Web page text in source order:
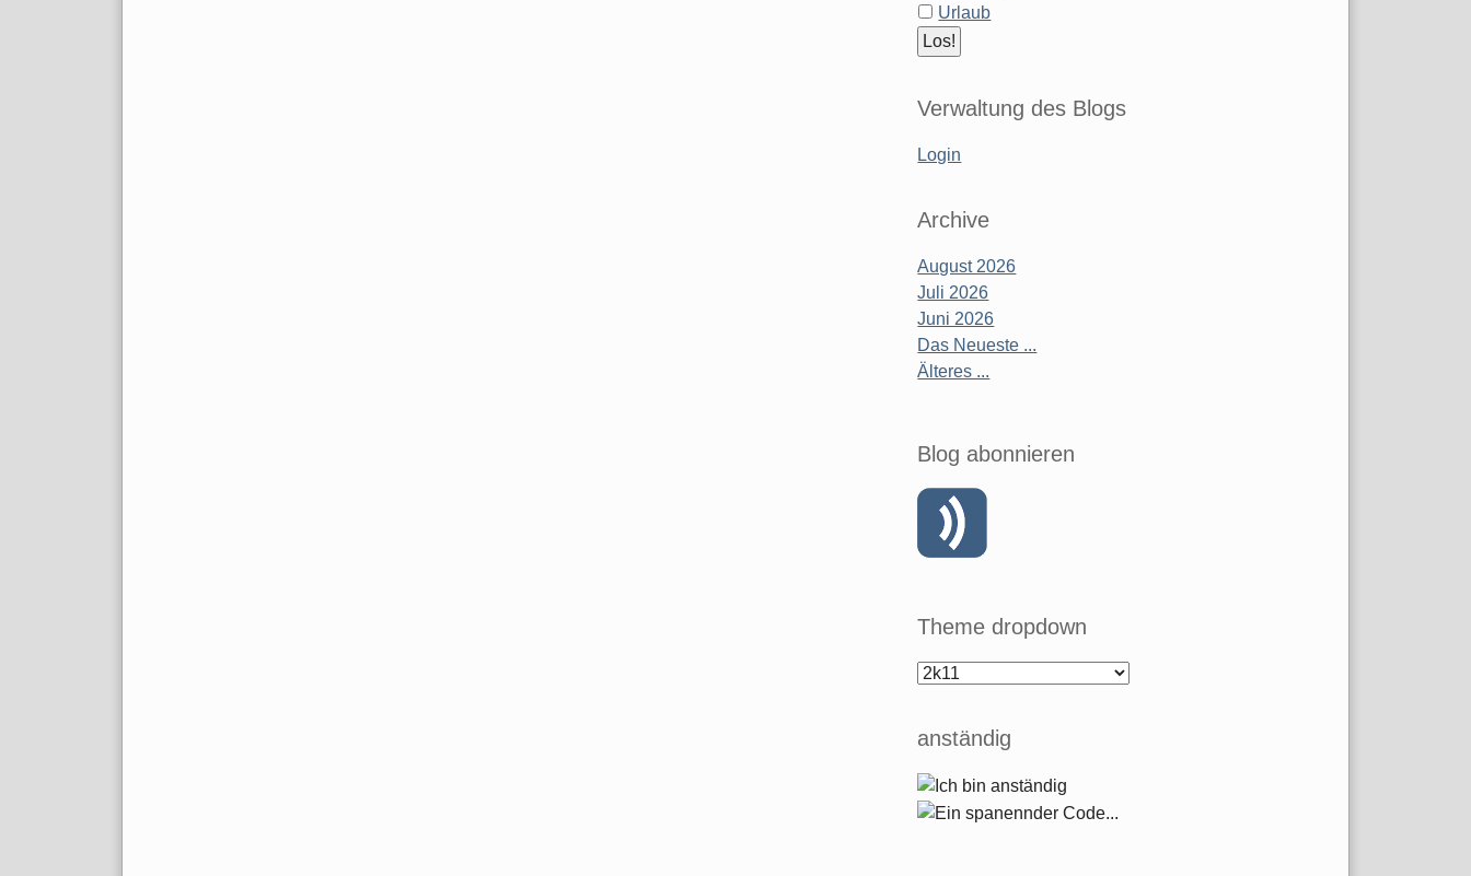
Urlaub
Verwaltung des Blogs
Login
Archive
August 2026
Juli 2026
Juni 2026
Das Neueste ...
Älteres ...
Blog abonnieren
Theme dropdown
anständig